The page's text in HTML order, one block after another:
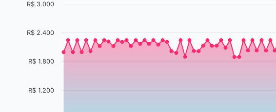
R$ 1.200
R$ 1.800
R$ 2.400
R$ 3.000